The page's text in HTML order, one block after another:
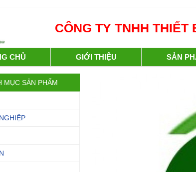
CÔNG TY TNHH
CHỦ GIỚI THIỆU SẢN
MỤC SẢN PHẨM